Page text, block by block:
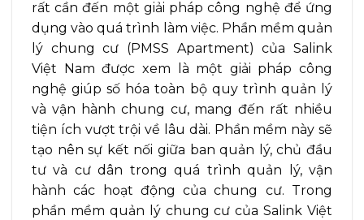
rất cần đến một giải pháp công nghệ để ứng
dụng vào quá trình làm việc. Phần mềm quản
lý chung cư (PMSS Apartment) của Salink
Việt Nam được xem là một giải pháp công
nghệ giúp số hóa toàn bộ quy trình quản lý
và vận hành chung cư, mang đến rất nhiều
tiện ích vượt trội về lâu dài. Phần mềm này sẽ
tạo nên sự kết nối giữa ban quản lý, chủ đầu
tư và cư dân trong quá trình quản lý, vận
hành các hoạt động của chung cư. Trong
phần mềm quản lý chung cư của Salink Việt